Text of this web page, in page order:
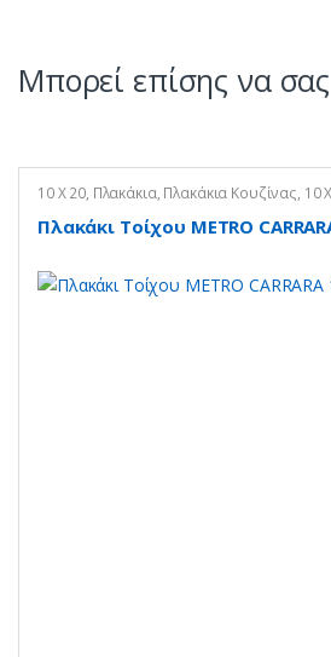
Μπορεί επίσης να
10 Χ 20, Πλακάκια, Πλακάκια Κουζίνας, 10
Πλακάκι Τοίχου METRO